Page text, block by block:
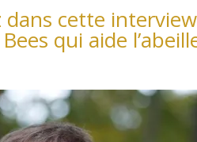
cette
qui aide